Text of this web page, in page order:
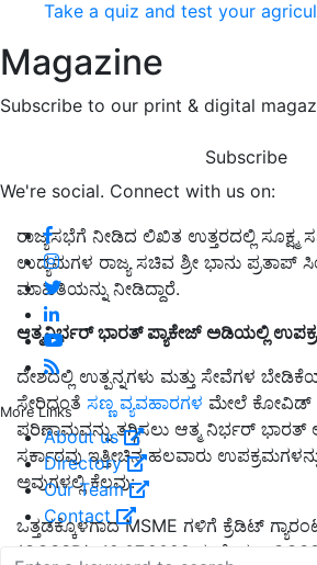
Take a quiz and test your
Magazine
Subscribe to our print & digital
Subscribe
We're social. Connect with us on:
More Links
About us
Directory
Our Team
Contact
ರಾಜ್ಯಸಭೆಗೆ ನೀಡಿದ ಲಿಖಿತ ಉತ್ತರದಲ್ಲಿ ಸೂಕ್ಷ್ಮ
ಉದ್ಯಮಗಳ ರಾಜ್ಯ ಸಚಿವ ಶ್ರೀ ಭಾನು
ಮಾಹಿತಿಯನ್ನು ನೀಡಿದ್ದಾರೆ.
ಆತ್ಮನಿರ್ಭರ್ಭಾರತ್ ಪ್ಯಾಕೇಜ್ ಅಡಿಯಲ್ಲಿ
ದೇಶದಲ್ಲಿ ಉತ್ಪನ್ನಗಳು ಮತ್ತು ಸೇವೆಗಳ
ಸೇರಿದಂತೆ ಸಣ್ಣ ವ್ಯವಹಾರಗಳ ಮೇಲೆ ಕೋವಿಡ್ -
ಪರಿಣಾಮವನ್ನು ತಗ್ಗಿಸಲು ಆತ್ಮ ನಿರ್ಭರ್
ಸರ್ಕಾರವು ಇತ್ತೀಚಿನ ಹಲವಾರು
ಅವುಗಳಲ್ಲಿ ಕೆಲವು:
ಒತ್ತಡಕ್ಕೊಳಗಾದ MSME ಗಳಿಗೆ ಕ್ರೆಡಿಟ್
(CGSSD). 19.07.2022 ರಂತೆ, ರೂ.